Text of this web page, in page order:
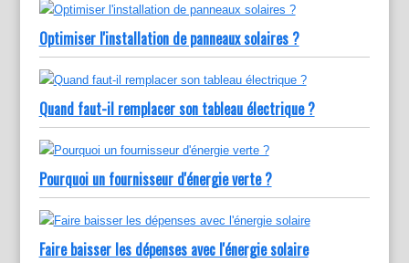
Optimiser l'installation de panneaux solaires ?
Quand faut-il remplacer son tableau électrique ?
Pourquoi un fournisseur d'énergie verte ?
Faire baisser les dépenses avec l'énergie solaire